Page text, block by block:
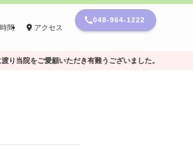
間 アクセス
048-964-1222
当院をご愛顧いただき有難うございました。